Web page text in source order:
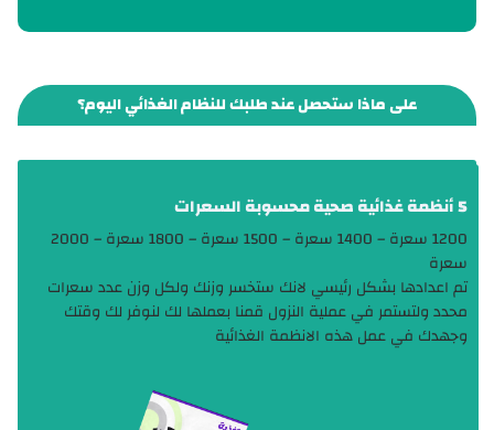
على ماذا ستحصل عند طلبك للنظام الغذائي اليوم؟
5 أنظمة غذائية صحية محسوبة السعرات
1200 سعرة – 1400 سعرة – 1500 سعرة – 1800 سعرة – 2000
سعرة
تم اعدادها بشكل رئيسي لانك ستخسر وزنك ولكل وزن عدد سعرات
محدد ولتستمر في عملية النزول قمنا بعملها لك لنوفر لك وقتك
وجهدك في عمل هذه الانظمة الغذائية